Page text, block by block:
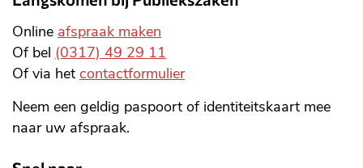
Online afspraak maken
Of bel (0317) 49 29 11
Of via het contactformulier
Neem een geldig paspoort of identiteitskaart mee
naar uw afspraak.